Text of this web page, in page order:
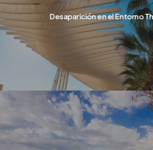
Desaparición en el Entorno